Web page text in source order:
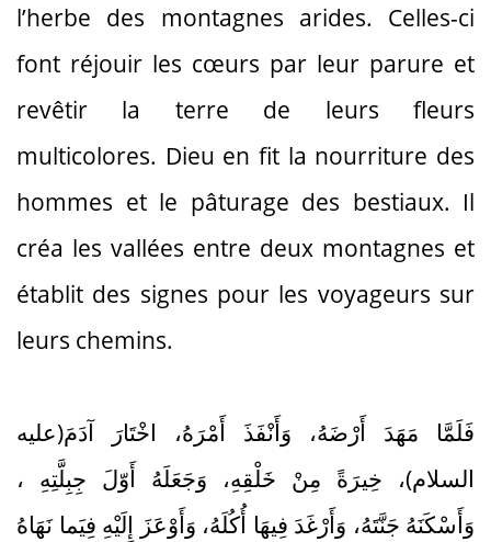
l’herbe des montagnes arides. Celles-ci
font réjouir les cœurs par leur parure et
revêtir la terre de leurs fleurs
multicolores. Dieu en fit la nourriture des
hommes et le pâturage des bestiaux. Il
créa les vallées entre deux montagnes et
établit des signes pour les voyageurs sur
leurs chemins.
فَلَمَّا مَهَدَ أَرْضَهُ، وَأَنْفَذَ أَمْرَهُ، اخْتَارَ آدَمَ(عليه
السلام)، خِيرَةً مِنْ خَلْقِهِ، وَجَعَلَهُ أَوّلَ جِبِلَّتِهِ ،
وَأَسْكَنَهُ جَنَّتَهُ، وَأَرْغَدَ فِيهَا أُكُلَهُ، وَأَوْعَزَ إِلَيْهِ فِيَما نَهَاهُ